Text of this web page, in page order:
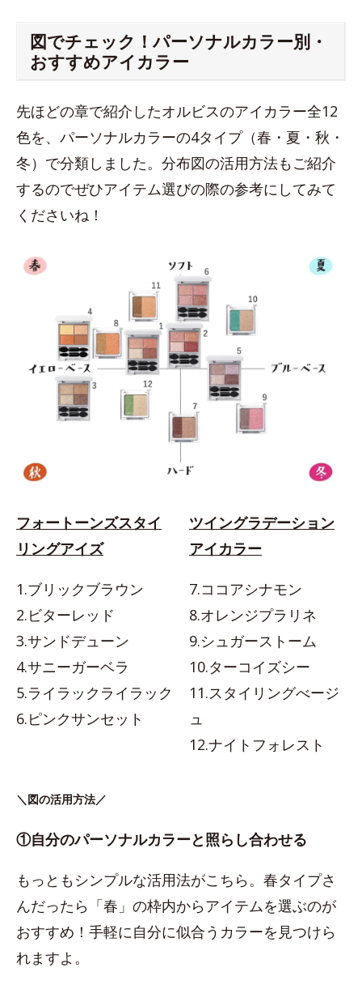
図でチェック！パーソナルカラー別・
おすすめアイカラー
先ほどの章で紹介したオルビスのアイカラー全12
色を、パーソナルカラーの4タイプ（春・夏・秋・
冬）で分類しました。分布図の活用方法もご紹介
するのでぜひアイテム選びの際の参考にしてみて
くださいね！
フォートーンズスタイ
リングアイズ
1.ブリックブラウン
2.ビターレッド
3.サンドデューン
4.サニーガーベラ
5.ライラックライラック
6.ピンクサンセット
ツイングラデーション
アイカラー
7.ココアシナモン
8.オレンジプラリネ
9.シュガーストーム
10.ターコイズシー
11.スタイリングべージ
ュ
12.ナイトフォレスト
＼図の活用方法／
①自分のパーソナルカラーと照らし合わせる
もっともシンプルな活用法がこちら。春タイプさ
んだったら「春」の枠内からアイテムを選ぶのが
おすすめ！手軽に自分に似合うカラーを見つけら
れますよ。